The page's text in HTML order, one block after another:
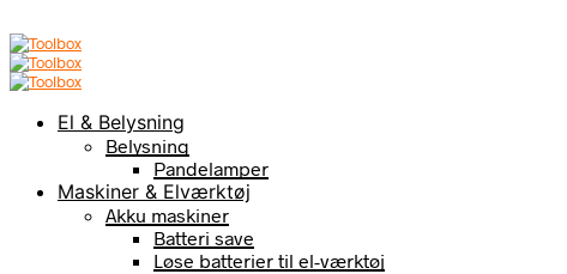
El & Belysning
Belysning
Pandelamper
Maskiner & Elværktøj
Akku maskiner
Batteri save
Løse batterier til el-værktøj